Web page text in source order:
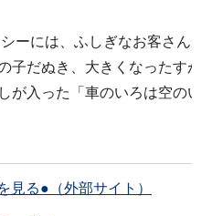
ーには、ふしぎなお客さん
子だぬき、大きくなったす
が入った「車のいろは空の
見る●（外部サイト）